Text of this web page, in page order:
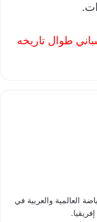
طوال تاريخه
العالمية والعربية في